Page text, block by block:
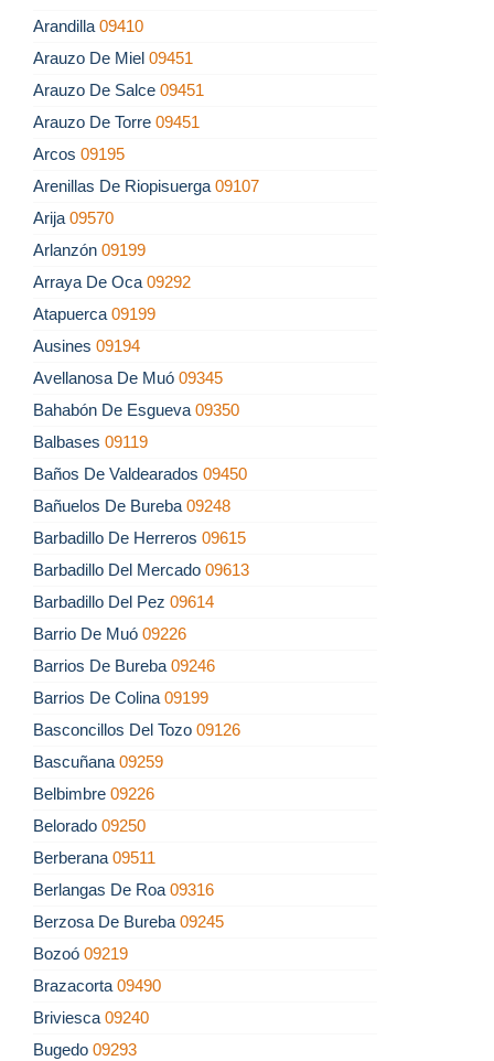
Arandilla 09410
Arauzo De Miel 09451
Arauzo De Salce 09451
Arauzo De Torre 09451
Arcos 09195
Arenillas De Riopisuerga 09107
Arija 09570
Arlanzón 09199
Arraya De Oca 09292
Atapuerca 09199
Ausines 09194
Avellanosa De Muó 09345
Bahabón De Esgueva 09350
Balbases 09119
Baños De Valdearados 09450
Bañuelos De Bureba 09248
Barbadillo De Herreros 09615
Barbadillo Del Mercado 09613
Barbadillo Del Pez 09614
Barrio De Muó 09226
Barrios De Bureba 09246
Barrios De Colina 09199
Basconcillos Del Tozo 09126
Bascuñana 09259
Belbimbre 09226
Belorado 09250
Berberana 09511
Berlangas De Roa 09316
Berzosa De Bureba 09245
Bozoó 09219
Brazacorta 09490
Briviesca 09240
Bugedo 09293